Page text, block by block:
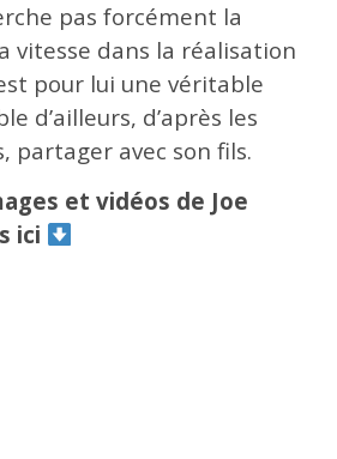
pas forcément la
vitesse dans la réalisation
pour lui une véritable
d’ailleurs, d’après les
partager avec son fils.
et vidéos de Joe
ici